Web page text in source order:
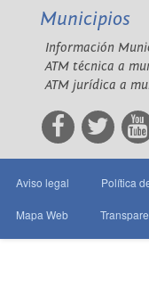
Municipios
Información
ATM técnica a
ATM jurídica a
Aviso legal Política
Mapa Web